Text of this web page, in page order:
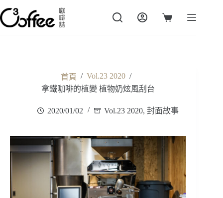
跳
至
主
購
首頁 / Vol.23 2020 /
拿鐵咖啡的植變 植物奶炫風刮台
2020/01/02 Vol.23 2020,封面故事